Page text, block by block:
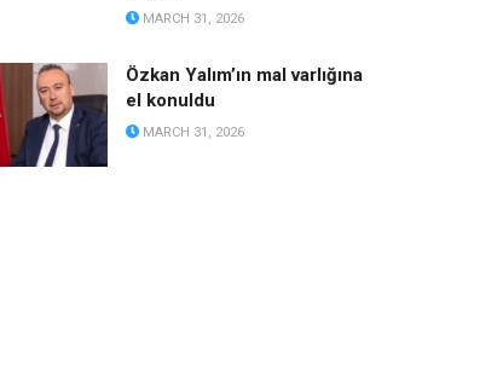
MARCH 31, 2026
Özkan Yalım’ın mal varlığına
el konuldu
MARCH 31, 2026